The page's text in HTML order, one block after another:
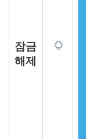
잠금
해제